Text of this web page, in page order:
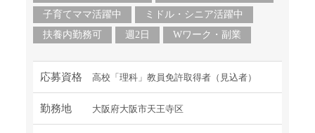
子育てママ活躍中
ミドル・シニア活躍中
扶養内勤務可
週2日 Wワーク・副業
応募資格 高校「理科」教員免許取得者（見込者）
勤務地 大阪府大阪市天王寺区